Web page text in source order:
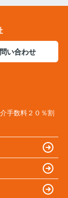
い合わせ
手数料２０％割